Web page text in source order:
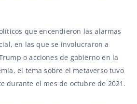
que encendieron las alarmas
en las que se involucraron a
o acciones de gobierno en la
el tema sobre el metaverso tuvo
durante el mes de octubre de 2021.